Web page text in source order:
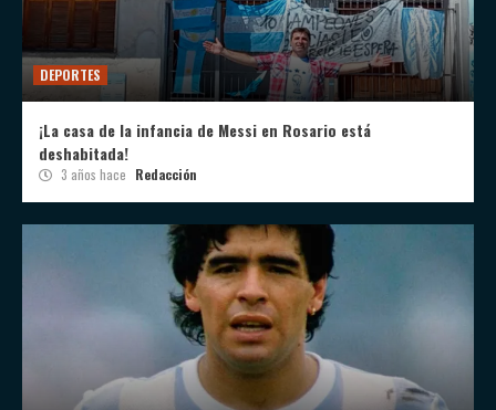
DEPORTES
¡La casa de la infancia de Messi en Rosario está
deshabitada!
3 años hace Redacción